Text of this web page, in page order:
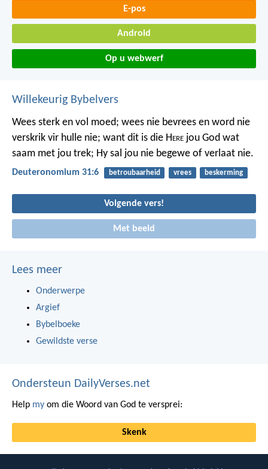
E-pos
Android
Op u webwerf
Willekeurig Bybelvers
Wees sterk en vol moed; wees nie bevrees en word nie
verskrik vir hulle nie; want dit is die Here jou God wat
saam met jou trek; Hy sal jou nie begewe of verlaat nie.
Deuteronomium 31:6 betroubaarheid vrees beskerming
Volgende vers!
Met beeld
Lees meer
Onderwerpe
Argief
Bybelboeke
Gewildste verse
Ondersteun DailyVerses.net
Help my om die Woord van God te versprei:
Skenk